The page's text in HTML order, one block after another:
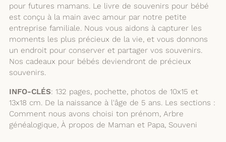
pour futures mamans. Le livre de souvenirs pour bébé
est conçu à la main avec amour par notre petite
entreprise familiale. Nous vous aidons à capturer les
moments les plus précieux de la vie, et vous donnons
un endroit pour conserver et partager vos souvenirs.
Nos cadeaux pour bébés deviendront de précieux
souvenirs.
INFO-CLÉS: 132 pages, pochette, photos de 10x15 et
13x18 cm. De la naissance à l'âge de 5 ans. Les sections :
Comment nous avons choisi ton prénom, Arbre
généalogique, À propos de Maman et Papa, Souveni